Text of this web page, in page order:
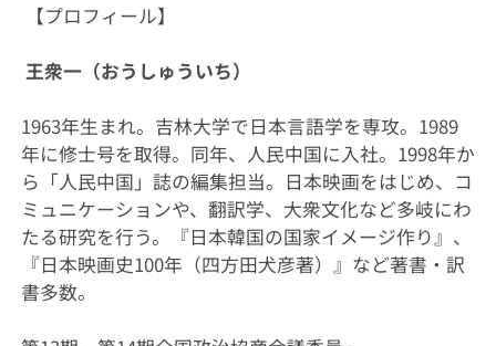
【プロフィール】
王衆一（おうしゅういち）
1963年生まれ。吉林大学で日本言語学を専攻。1989
年に修士号を取得。同年、人民中国に入社。1998年か
ら「人民中国」誌の編集担当。日本映画をはじめ、コ
ミュニケーションや、翻訳学、大衆文化など多岐にわ
たる研究を行う。『日本韓国の国家イメージ作り』、
『日本映画史100年（四方田犬彦著）』など著書・訳
書多数。